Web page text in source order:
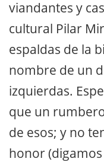
viandantes y
cultural Pilar
espaldas de la
nombre de un
izquierdas.
que un
de esos; y no
honor